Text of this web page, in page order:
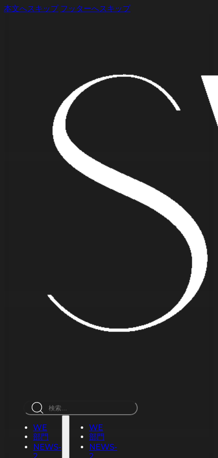
本文へスキップ フッターへスキップ
索
WE
部門
NEWS-
WE
部門
NEWS-